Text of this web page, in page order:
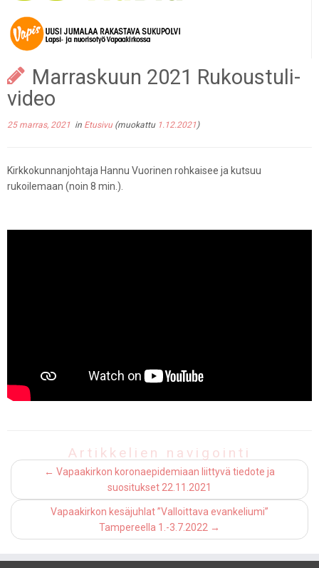
Marraskuun 2021 Rukoustuli-
video
25 marras, 2021 in Etusivu (muokattu 1.12.2021)
Kirkkokunnanjohtaja Hannu Vuorinen rohkaisee ja kutsuu
rukoilemaan (noin 8 min.).
Artikkelien navigointi
← Vapaakirkon koronaepidemiaan liittyvä tiedote ja
suositukset 22.11.2021
Vapaakirkon kesäjuhlat ”Valloittava evankeliumi”
Tampereella 1.-3.7.2022 →